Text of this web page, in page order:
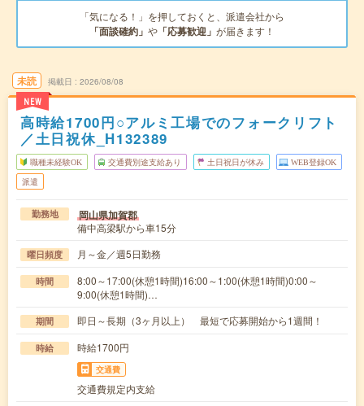
「気になる！」を押しておくと、派遣会社から
「面談確約」 や 「応募歓迎」 が届きます！
未読
NEW
掲載日 2026/08/08
高時給1700円○アルミ工場でのフォークリフト
／土日祝休_H132389
職種未経験OK 交通費別途支給あり 土日祝日が休み WEB登録OK
派遣
勤務地 岡山県加賀郡
備中高梁駅から車15分
曜日頻度 月～金／週5日勤務
時間
8:00～17:00(休憩1時間)16:00～1:00(休憩1時間)0:00～
9:00(休憩1時間)…
期間 即日～長期（3ヶ月以上） 最短で応募開始から1週間！
時給 時給1700円
交通費
交通費規定内支給